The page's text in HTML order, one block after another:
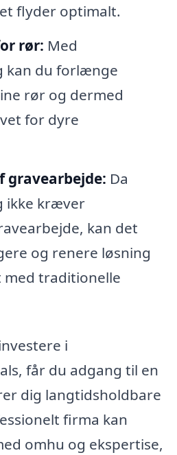
flyder optimalt.
rør: Med
kan du forlænge
rør og dermed
for dyre
gravearbejde: Da
ikke kræver
kan det
og renere løsning
med traditionelle
i
får du adgang til en
dig langtidsholdbare
firma kan
omhu og ekspertise,